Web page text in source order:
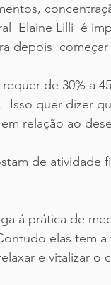
Elaine Lilli  é
depois  começar
de 30% a
Isso quer dizer
relação ao
de atividade
á prática de
elas tem
e vitalizar o